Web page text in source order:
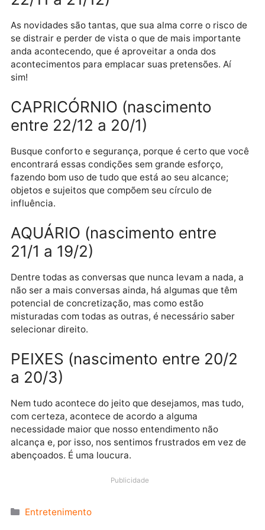
ESCORPIÃO (nascimento entre
23/9 a 21/11)
Os ingredientes estão todos aí, porém, esparsos e
desconexos, e você terá de se dedicar a amarrar
as pontas soltas para que esses ingredientes
mas compensa.
SAGITÁRIO (nascimento entre
22/11 a 21/12)
As novidades são tantas, que sua alma corre o risco
se distrair e perder de vista o que de mais
acontecimentos para emplacar suas pretensões. Aí
sim!
CAPRICÓRNIO (nascimento
Busque conforto e segurança, porque é certo que
encontrará essas condições sem grande esforço,
fazendo bom uso de tudo que está ao seu alcance;
objetos e sujeitos que compõem seu círculo de
influência.
AQUÁRIO (nascimento entre
Dentre todas as conversas que nunca levam a nada,